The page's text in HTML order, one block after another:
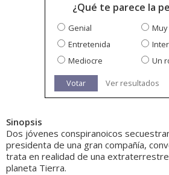
¿Qué te parece la
Genial
Entretenida
Mediocre
Un
Votar Ver resultados
Sinopsis
Dos jóvenes conspiranoicos
presidenta de una gran compañía,
trata en realidad de una
planeta Tierra.